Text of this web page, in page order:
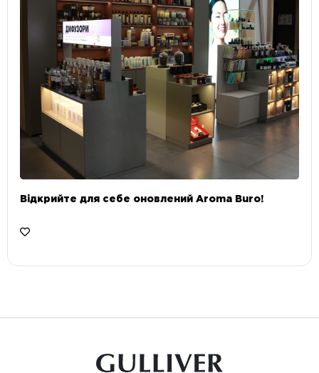
Відкрийте для себе оновлений Aroma Buro! ⠀